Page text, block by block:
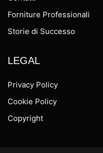
Forniture Professionali
Storie di Successo
LEGAL
Privacy Policy
Cookie Policy
Copyright